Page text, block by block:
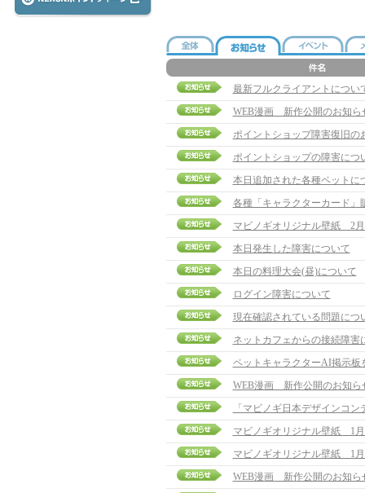
最新フルクライアントについ
WEB漫画 新作公開のお知ら
ポイントショップ障害復旧の
ポイントショップの障害につ
本日追加された各種ペットに
各種「キャラクターカード」
マビノギオリジナル壁紙 2
本日発生した障害について
本日の料理大会(昼)について
ログイン障害について
現在確認されている問題につ
ネットカフェからの接続障害
ペットキャラクターAI掲示板
WEB漫画 新作公開のお知ら
「マビノギ日本デザインコ
マビノギオリジナル壁紙 1
マビノギオリジナル壁紙 1
WEB漫画 新作公開のお知ら